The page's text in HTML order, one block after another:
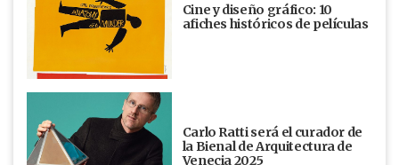
Cine y diseño gráfico: 10
afiches históricos de películas
Carlo Ratti será el curador de
la Bienal de Arquitectura de
Venecia 2025